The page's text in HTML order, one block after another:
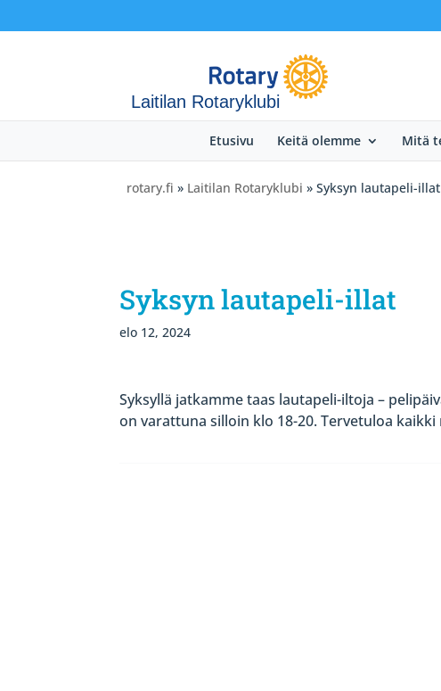
Laitilan Rotaryklubi
Etusivu Keitä olemme Mitä
rotary.fi » Laitilan Rotaryklubi » Syksyn lautapeli-illat
Syksyn lautapeli-illat
elo 12, 2024
Syksyllä jatkamme taas lautapeli-iltoja –
on varattuna silloin klo 18-20. Tervetuloa